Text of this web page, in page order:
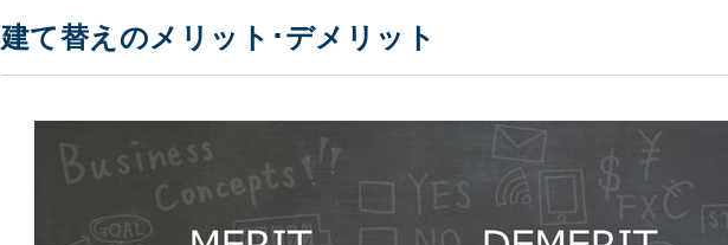
建て替えのメリット･デメリット